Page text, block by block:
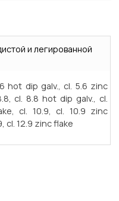
и легированной
hot dip galv., cl. 5.6 zinc
cl. 8.8 hot dip galv., cl.
cl. 10.9, cl. 10.9 zinc
cl. 12.9 zinc flake